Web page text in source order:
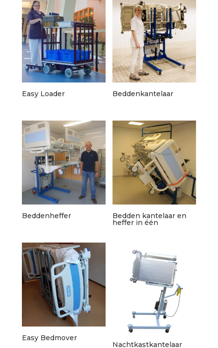
Easy Loader Beddenkantelaar
Beddenheffer Bedden kantelaar en
heffer in één
Easy Bedmover
Nachtkastkantelaar